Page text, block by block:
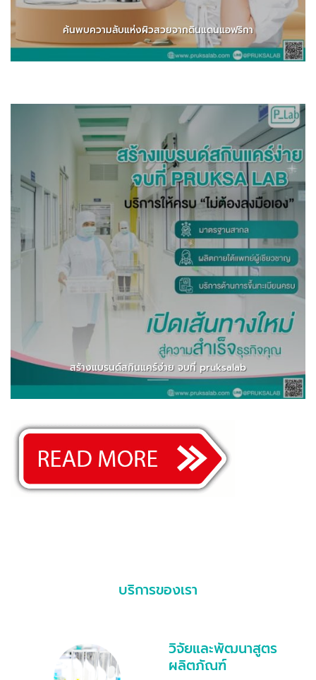
ค้นพบความลับแห่งผิวสวยจากดินแดนแอฟริกา
สร้างแบรนด์สกินแคร์ง่าย จบที่ pruksalab
บริการของเรา
วิจัยและพัฒนาสูตร
ผลิตภัณฑ์